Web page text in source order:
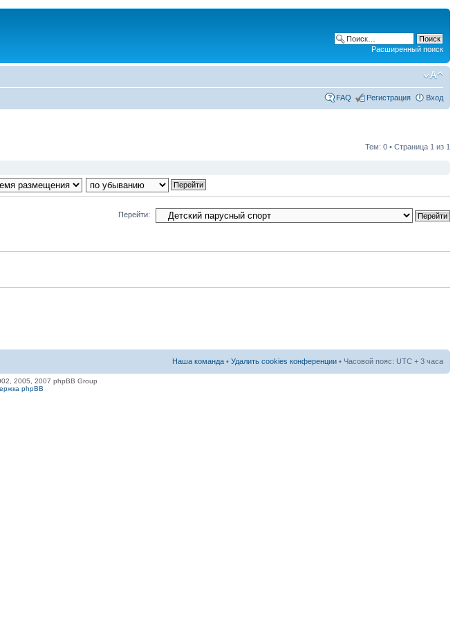
Расширенный поиск
FAQ Регистрация Вход
Тем: 0 • Страница 1 из 1
Перейти:
Наша команда • Удалить cookies конференции • Часовой пояс: UTC + 3 часа
2005, 2007 phpBB Group
phpBB